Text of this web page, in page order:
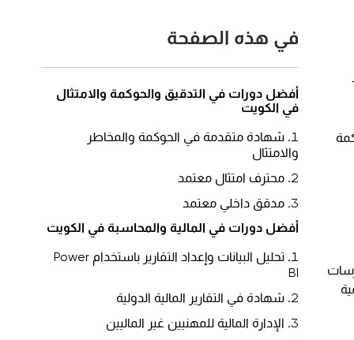
في هذه الصفحة
أفضل دورات في التدقيق والحوكمة والامتثال
في الكويت
شهادة متقدمة في الحوكمة والمخاطر
والامتثال
محترف امتثال معتمد
مدقق داخلي معتمد
أفضل دورات في المالية والمحاسبة في الكويت
تحليل البيانات وإعداد التقارير باستخدام Power
BI
شهادة في التقارير المالية الدولية
الإدارة المالية للمهنيين غير الماليين